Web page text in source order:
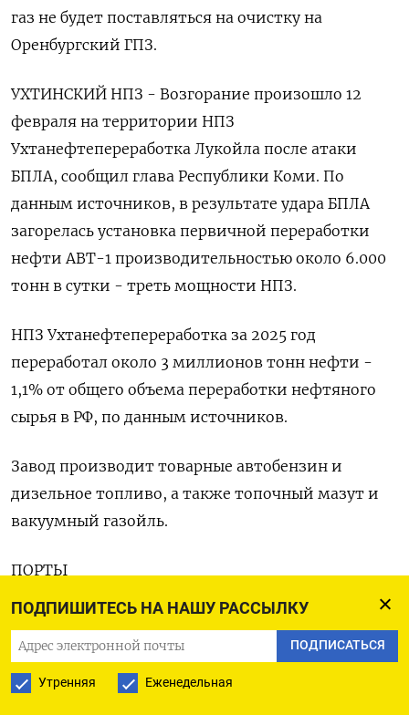
газ не будет поставляться на очистку на
Оренбургский ГПЗ.
УХТИНСКИЙ НПЗ - Возгорание произошло 12
февраля на территории НПЗ
Ухтанефтепереработка Лукойла после атаки
БПЛА, сообщил глава Республики Коми. По
данным источников, в результате удара БПЛА
загорелась установка ‌первичной переработки
нефти АВТ-1 производительностью около 6.000
тонн в сутки - треть мощности НПЗ.
НПЗ Ухтанефтепереработка за 2025 год
переработал около 3 миллионов тонн нефти -
1,1% от общего объема переработки нефтяного
сырья в РФ, по данным источников.
Завод производит товарные автобензин и
дизельное топливо, а также топочный мазут и
вакуумный газойль.
ПОРТЫ
ТУАПСЕ - Пожар произошел на территории
морского терминала в черноморском порту
Туапсе 27 мая в результате атаки БПЛА, сообщил
ПОДПИШИТЕСЬ НА НАШУ РАССЫЛКУ
ПОДПИСАТЬСЯ
Утренняя Еженедельная